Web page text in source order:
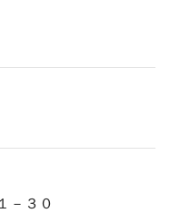
－３０